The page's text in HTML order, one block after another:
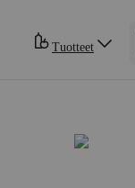
Tuotteet